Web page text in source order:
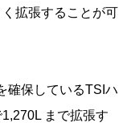
拡張することが可
確保しているTSIハ
まで拡張す